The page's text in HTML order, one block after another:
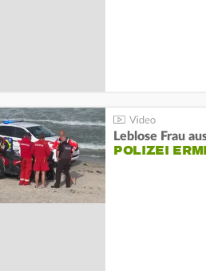
Leblose Frau
POLIZEI